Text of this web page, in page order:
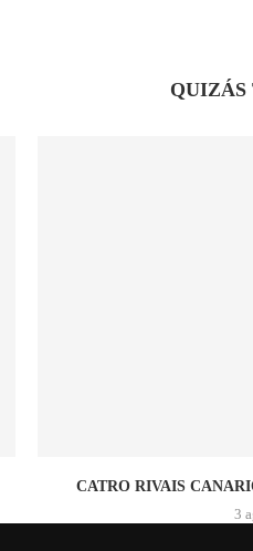
QUIZÁS
CATRO RIVAIS
3